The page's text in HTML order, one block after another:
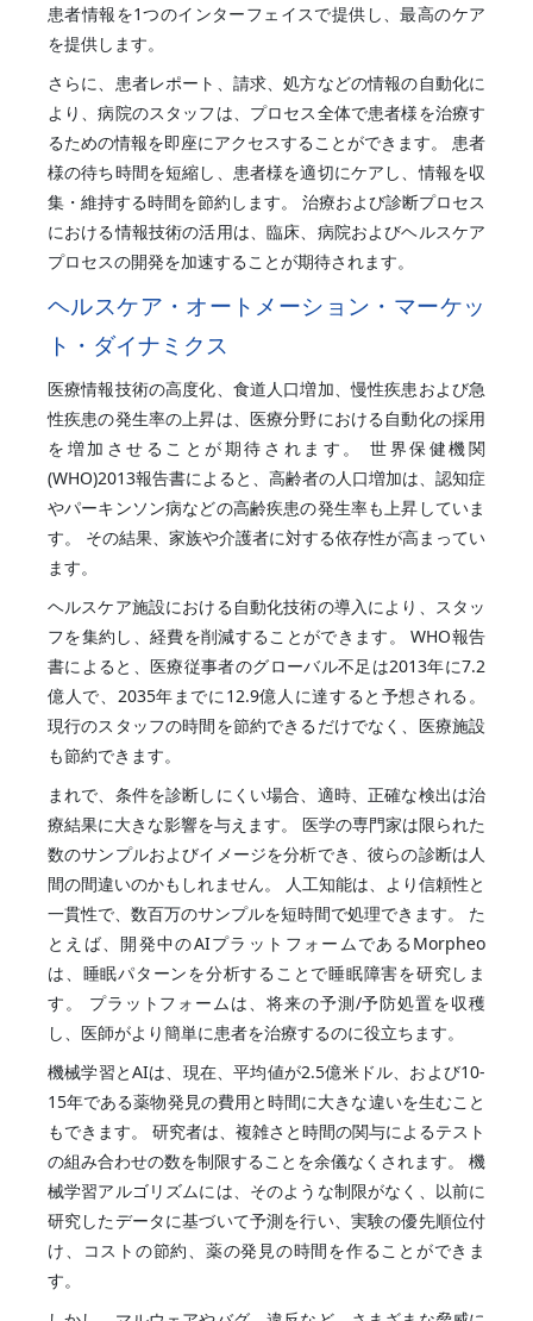
患者情報を1つのインターフェイスで提供し、最高のケア
を提供します。
さらに、患者レポート、請求、処方などの情報の自動化に
より、病院のスタッフは、プロセス全体で患者様を治療す
るための情報を即座にアクセスすることができます。 患者
様の待ち時間を短縮し、患者様を適切にケアし、情報を収
集・維持する時間を節約します。 治療および診断プロセス
における情報技術の活用は、臨床、病院およびヘルスケア
プロセスの開発を加速することが期待されます。
ヘルスケア・オートメーション・マーケッ
ト・ダイナミクス
医療情報技術の高度化、食道人口増加、慢性疾患および急
性疾患の発生率の上昇は、医療分野における自動化の採用
を増加させることが期待されます。 世界保健機関
(WHO)2013報告書によると、高齢者の人口増加は、認知症
やパーキンソン病などの高齢疾患の発生率も上昇していま
す。 その結果、家族や介護者に対する依存性が高まってい
ます。
ヘルスケア施設における自動化技術の導入により、スタッ
フを集約し、経費を削減することができます。 WHO報告
書によると、医療従事者のグローバル不足は2013年に7.2
億人で、2035年までに12.9億人に達すると予想される。
現行のスタッフの時間を節約できるだけでなく、医療施設
も節約できます。
まれで、条件を診断しにくい場合、適時、正確な検出は治
療結果に大きな影響を与えます。 医学の専門家は限られた
数のサンプルおよびイメージを分析でき、彼らの診断は人
間の間違いのかもしれません。 人工知能は、より信頼性と
一貫性で、数百万のサンプルを短時間で処理できます。 た
とえば、開発中のAIプラットフォームであるMorpheo
は、睡眠パターンを分析することで睡眠障害を研究しま
す。 プラットフォームは、将来の予測/予防処置を収穫
し、医師がより簡単に患者を治療するのに役立ちます。
機械学習とAIは、現在、平均値が2.5億米ドル、および10-
15年である薬物発見の費用と時間に大きな違いを生むこと
もできます。 研究者は、複雑さと時間の関与によるテスト
の組み合わせの数を制限することを余儀なくされます。 機
械学習アルゴリズムには、そのような制限がなく、以前に
研究したデータに基づいて予測を行い、実験の優先順位付
け、コストの節約、薬の発見の時間を作ることができま
す。